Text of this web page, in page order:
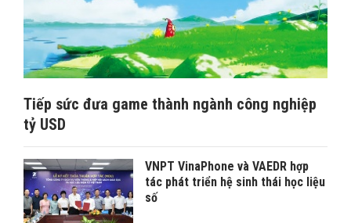
Tiếp sức đưa game thành ngành công nghiệp
tỷ USD
VNPT VinaPhone và VAEDR hợp
tác phát triển hệ sinh thái học liệu
số